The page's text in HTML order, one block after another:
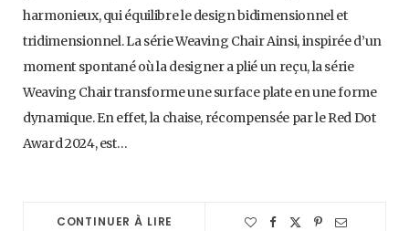
harmonieux, qui équilibre le design bidimensionnel et
tridimensionnel. La série Weaving Chair Ainsi, inspirée d’un
moment spontané où la designer a plié un reçu, la série
Weaving Chair transforme une surface plate en une forme
dynamique. En effet, la chaise, récompensée par le Red Dot
Award 2024, est…
CONTINUER À LIRE